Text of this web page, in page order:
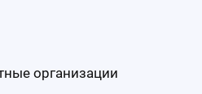
организации